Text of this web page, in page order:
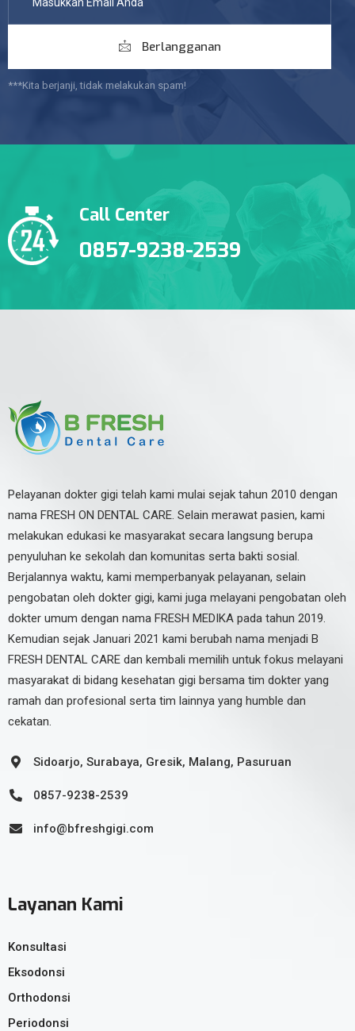
Berlangganan
***Kita berjanji, tidak melakukan spam!
Call Center
0857-9238-2539
Pelayanan dokter gigi telah kami mulai sejak tahun 2010 dengan
nama FRESH ON DENTAL CARE. Selain merawat pasien, kami
melakukan edukasi ke masyarakat secara langsung berupa
penyuluhan ke sekolah dan komunitas serta bakti sosial.
Berjalannya waktu, kami memperbanyak pelayanan, selain
pengobatan oleh dokter gigi, kami juga melayani pengobatan oleh
dokter umum dengan nama FRESH MEDIKA pada tahun 2019.
Kemudian sejak Januari 2021 kami berubah nama menjadi B
FRESH DENTAL CARE dan kembali memilih untuk fokus melayani
masyarakat di bidang kesehatan gigi bersama tim dokter yang
ramah dan profesional serta tim lainnya yang humble dan
cekatan.
Sidoarjo, Surabaya, Gresik, Malang, Pasuruan
0857-9238-2539
info@bfreshgigi.com
Layanan Kami
Konsultasi
Eksodonsi
Orthodonsi
Periodonsi